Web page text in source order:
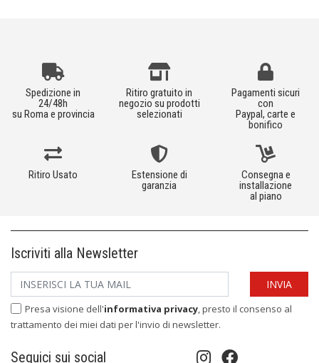
Spedizione in
24/48h
su Roma e provincia
Ritiro gratuito in
negozio su prodotti
selezionati
Pagamenti sicuri
con
Paypal, carte e
bonifico
Ritiro Usato
Estensione di
garanzia
Consegna e
installazione
al piano
Iscriviti alla Newsletter
Presa visione dell'informativa privacy, presto il consenso al
trattamento dei miei dati per l'invio di newsletter.
Seguici sui social